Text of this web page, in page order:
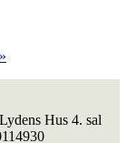
»
Hus 4. sal